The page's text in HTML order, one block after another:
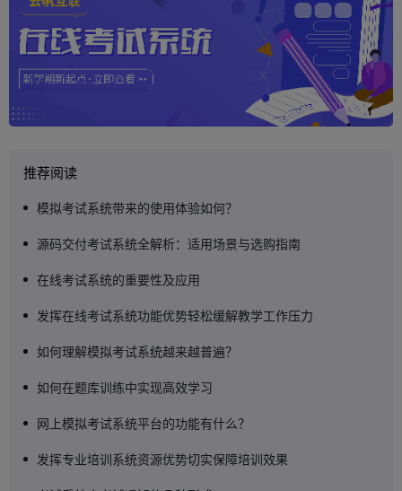
推荐阅读
模拟考试系统带来的使用体验如何？
源码交付考试系统全解析：适用场景与选购指南
在线考试系统的重要性及应用
发挥在线考试系统功能优势轻松缓解教学工作压力
如何理解模拟考试系统越来越普遍？
如何在题库训练中实现高效学习
网上模拟考试系统平台的功能有什么？
发挥专业培训系统资源优势切实保障培训效果